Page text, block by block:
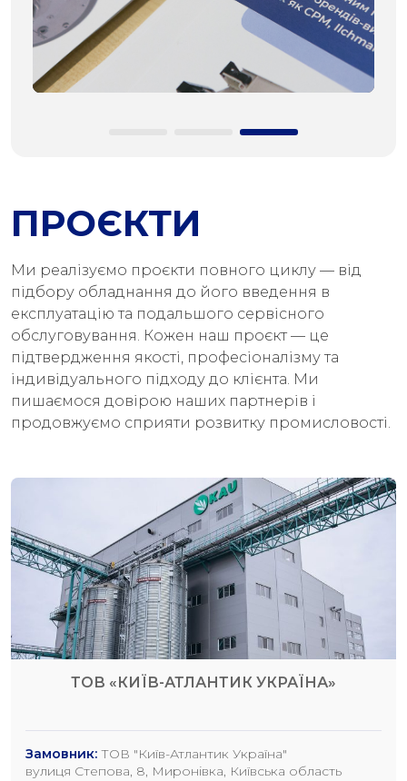
ПРОЄКТИ
Ми реалізуємо проєкти повного циклу — від
підбору обладнання до його введення в
експлуатацію та подальшого сервісного
обслуговування. Кожен наш проєкт — це
підтвердження якості, професіоналізму та
індивідуального підходу до клієнта. Ми
пишаємося довірою наших партнерів і
продовжуємо сприяти розвитку промисловості.
ТОВ «КИЇВ-АТЛАНТИК УКРАЇНА»
Замовник: ТОВ "Київ-Атлантик Україна"
вулиця Степова, 8, Миронівка, Київська область